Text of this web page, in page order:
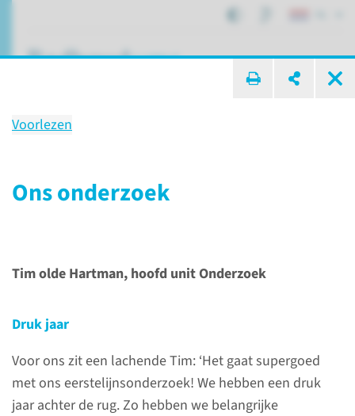
Voorlezen
Ons onderzoek
Tim olde Hartman, hoofd unit Onderzoek
Druk jaar
Voor ons zit een lachende Tim: ‘Het gaat supergoed
met ons eerstelijnsonderzoek! We hebben een druk
jaar achter de rug. Zo hebben we belangrijke
Wij ontwikkelen de medisch-
toekomst
Afdelingen, specialismen en zorglocaties
Eerstelijnsgeneeskunde
Jaarbeeld Eerstelijnsgeneeskunde 2024